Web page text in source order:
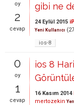
oy
2
cevap
gibi ne
24 Eylül 2015
Yeni Kullanıcı (
ios-8
0
oy
1
cevap
ios 8
16 Kasım 2014
mertozekin